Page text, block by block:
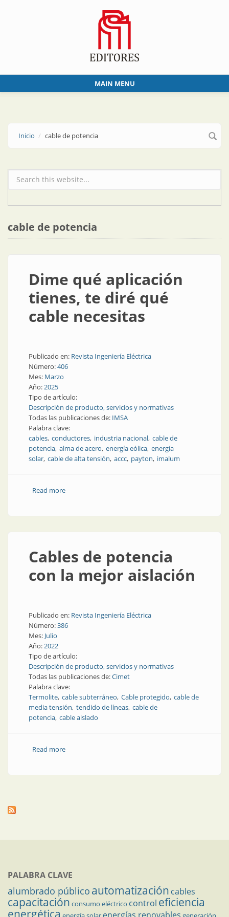
MAIN MENU
Inicio cable de potencia
Formulario de búsqueda
cable de potencia
Dime qué aplicación
tienes, te diré qué
cable necesitas
Publicado en: Revista Ingeniería Eléctrica
Número:406
Mes: Marzo
Año:2025
Tipo de artículo:
Descripción de producto, servicios y normativas
Todas las publicaciones de: IMSA
Palabra clave:
cables conductores industria nacional cable de
potencia alma de acero energía eólica energía
solar cable de alta tensión accc payton imalum
Read moreabout Dime qué aplicación tienes, te diré qué cable
Cables de potencia
con la mejor aislación
Publicado en: Revista Ingeniería Eléctrica
Número:386
Mes: Julio
Año:2022
Tipo de artículo:
Descripción de producto, servicios y normativas
Todas las publicaciones de:Cimet
Palabra clave:
Termolite cable subterráneo Cable protegido cable de
media tensión tendido de líneas cable de
potencia cable aislado
Read moreabout Cables de potencia con la mejor aislación
PALABRA CLAVE
alumbrado público automatización cables
capacitación consumo eléctrico control eficiencia
energética